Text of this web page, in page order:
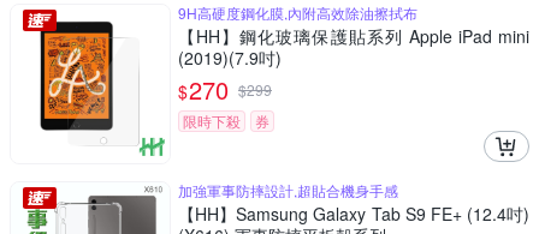
9H高硬度鋼化膜,內附高效除油擦拭布
【HH】鋼化玻璃保護貼系列 Apple iPad mini
(2019)(7.9吋)
$270 $299
限時下殺
券
加強軍事防摔設計,超貼合機身手感
【HH】Samsung Galaxy Tab S9 FE+ (12.4吋)